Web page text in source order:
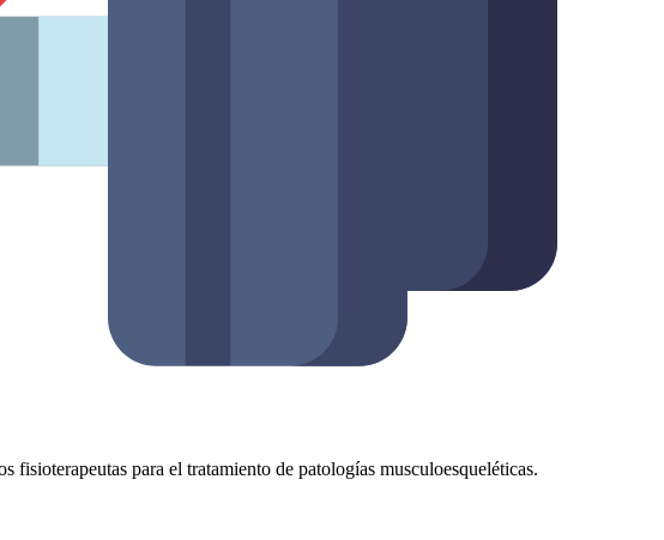
para el tratamiento de patologías musculoesqueléticas.